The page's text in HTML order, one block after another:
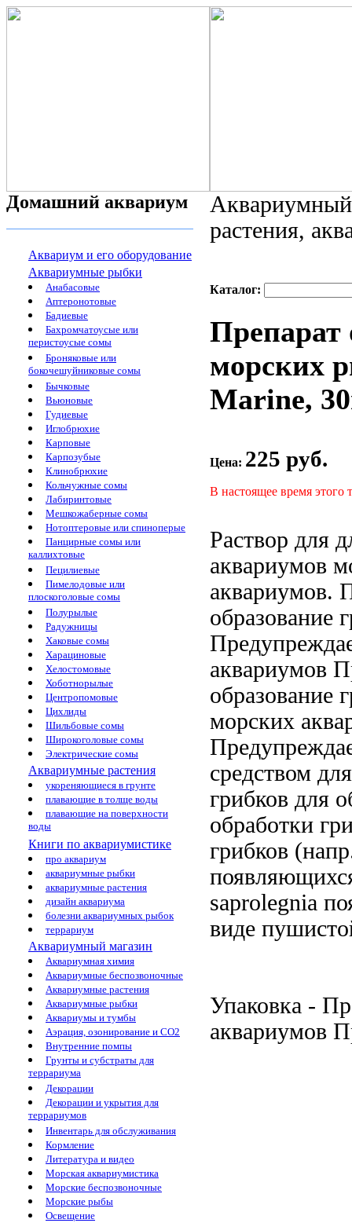
Домашний аквариум
Аквариум и его оборудование
Аквариумные рыбки
Анабасовые
Аптеронотовые
Бадиевые
Бахромчатоусые или
перистоусые сомы
Броняковые или
бокочешуйниковые сомы
Бычковые
Вьюновые
Гудиевые
Иглобрюхие
Карповые
Карпозубые
Клинобрюхие
Кольчужные сомы
Лабиринтовые
Мешкожаберные сомы
Нотоптеровые или спиноперые
Панцирные сомы или
каллихтовые
Пецилиевые
Пимелодовые или
плоскоголовые сомы
Полурылые
Радужницы
Хаковые сомы
Харациновые
Хелостомовые
Хоботнорылые
Центропомовые
Цихлиды
Шильбовые сомы
Широкоголовые сомы
Электрические сомы
Аквариумные растения
укореняющиеся в грунте
плавающие в толще воды
плавающие на поверхности
воды
Книги по аквариумистике
про аквариум
аквариумные рыбки
аквариумные растения
дизайн аквариума
болезни аквариумных рыбок
террариум
Аквариумный магазин
Аквариумная химия
Аквариумные беспозвоночные
Аквариумные растения
Аквариумные рыбки
Аквариумы и тумбы
Аэрация, озонирование и CO2
Внутренние помпы
Грунты и субстраты для
террариума
Декорации
Декорации и укрытия для
террариумов
Инвентарь для обслуживания
Кормление
Литература и видео
Морская аквариумистика
Морские беспозвоночные
Морские рыбы
Освещение
растения,
Каталог:
Препарат
морских
Marine,
Цена: 225 руб.
В настоящее время этого
Раствор для
аквариумов
аквариумов.
образование
аквариумов
образование
морских
средством
грибков для
обработки
грибков
saprolegnia
виде
Упаковка -
аквариумов